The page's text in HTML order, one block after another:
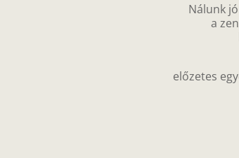
Nálunk
a
előzetes